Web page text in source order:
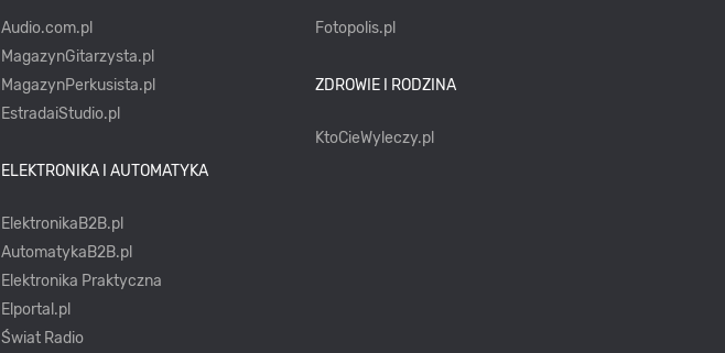
Audio.com.pl
MagazynGitarzysta.pl
MagazynPerkusista.pl
EstradaiStudio.pl
ELEKTRONIKA I AUTOMATYKA
ElektronikaB2B.pl
AutomatykaB2B.pl
Elektronika Praktyczna
Elportal.pl
Świat Radio
Fotopolis.pl
ZDROWIE I RODZINA
KtoCieWyleczy.pl